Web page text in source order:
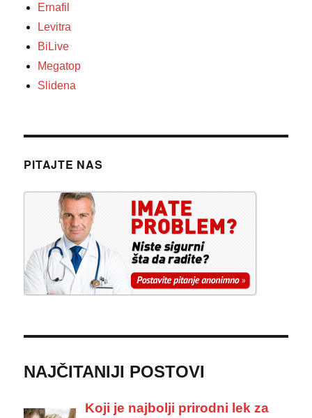
Ernafil
Levitra
BiLive
Megatop
Slidena
PITAJTE NAS
NAJČITANIJI POSTOVI